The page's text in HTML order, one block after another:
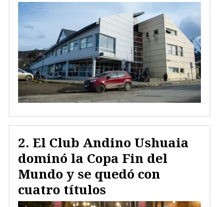
El Club Andino Ushuaia
dominó la Copa Fin del
Mundo y se quedó con
cuatro títulos